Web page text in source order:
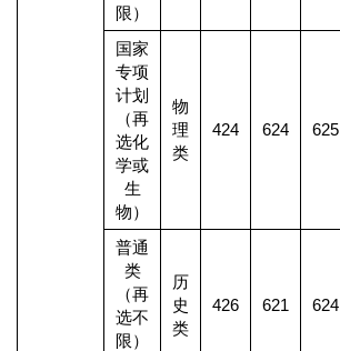
限）
国家
专项
计划
（再
选化
学或
生
物）
物
理
类
424 624 625
普通
类
（再
选不
限）
历
史
类
426 621 624